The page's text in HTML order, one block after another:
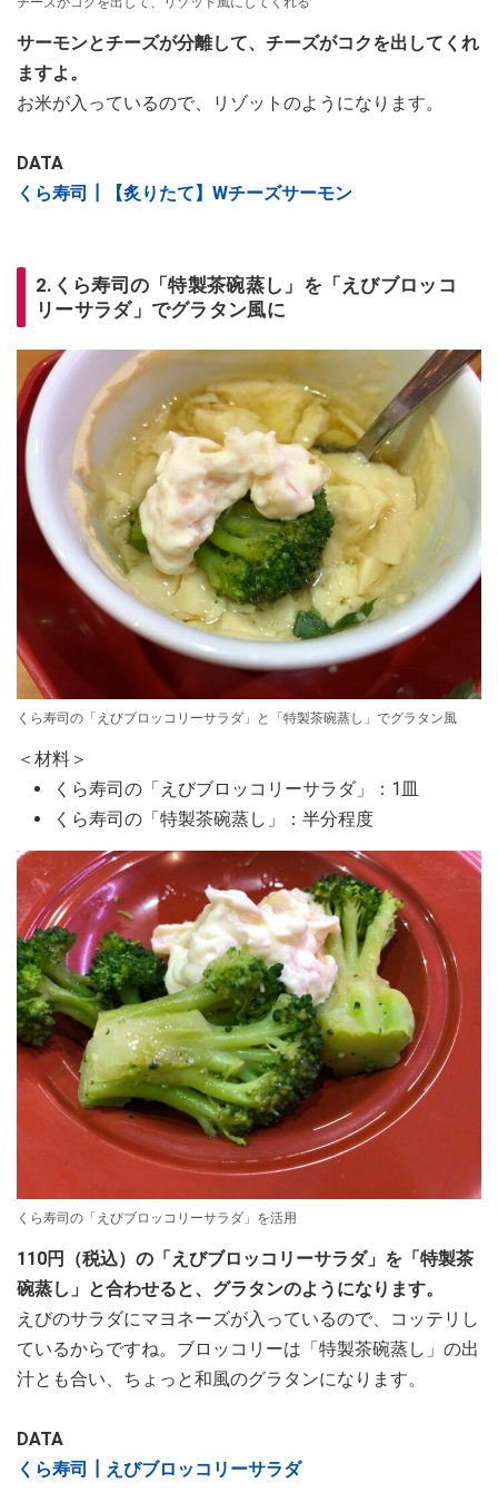
サーモンとチーズが分離して、チーズがコクを出してくれ
ますよ。
お米が入っているので、リゾットのようになります。
DATA
くら寿司┃【炙りたて】Wチーズサーモン
2.くら寿司の「特製茶碗蒸し」を「えびブロッコ
リーサラダ」でグラタン風に
くら寿司の「えびブロッコリーサラダ」と「特製茶碗蒸し」でグラタン風
＜材料＞
くら寿司の「えびブロッコリーサラダ」：1皿
くら寿司の「特製茶碗蒸し」：半分程度
くら寿司の「えびブロッコリーサラダ」を活用
110円（税込）の「えびブロッコリーサラダ」を「特製茶
碗蒸し」と合わせると、グラタンのようになります。
えびのサラダにマヨネーズが入っているので、コッテリし
ているからですね。ブロッコリーは「特製茶碗蒸し」の出
汁とも合い、ちょっと和風のグラタンになります。
DATA
くら寿司┃えびブロッコリーサラダ